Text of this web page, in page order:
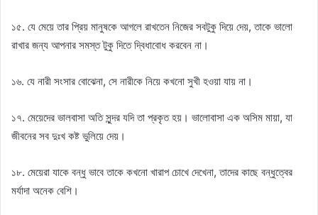
১৫. যে মেয়ে তার প্রিয় মানুষকে আগলে রাখতেন নিজের সবটুকু দিয়ে দেয়, তাকে ভালো
রাখার জন্য আপনার সমস্ত টুকু দিতে দ্বিধাবোধ করবেন না।
১৬. যে নারী সংসার বোঝেনা, সে নারীকে নিয়ে কখনো সুখী হওয়া যায় না।
১৭. মেয়েদের ভালবাসা অতি সুন্দর যদি তা প্রকৃত হয়। ভালোবাসা এক অসিম মায়া, যা
জীবনের সব দুঃখ কষ্ট ভুলিয়ে দেয়।
১৮. মেয়েরা যাকে বন্ধু ভাবে তাকে কখনো খারাপ চোখে দেখেনা, তাদের কাছে বন্ধুত্বের
মর্যাদা অনেক বেশি।